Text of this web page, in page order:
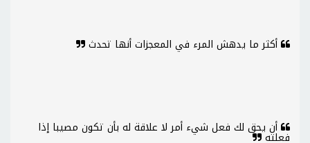
أكثر ما يدهش المرء في المعجزات أنها تحدث
أن يحق لك فعل شيء أمر لا علاقة له بأن تكون مصيبا إذا
فعلته